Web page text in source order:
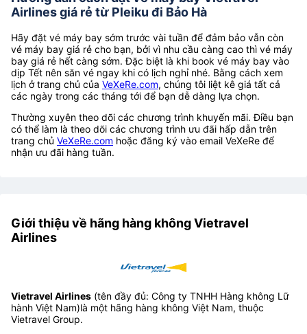
Airlines giá rẻ từ Pleiku đi Bảo Hà
Hãy đặt vé máy bay sớm trước vài tuần để đảm bảo vẫn còn
vé máy bay giá rẻ cho bạn, bởi vì nhu cầu càng cao thì vé máy
bay giá rẻ hết càng sớm. Đặc biệt là khi book vé máy bay vào
dịp Tết nên săn vé ngay khi có lịch nghỉ nhé. Bằng cách xem
lịch ở trang chủ của VeXeRe.com, chúng tôi liệt kê giá tất cả
các ngày trong các tháng tới để bạn dễ dàng lựa chọn.
Thường xuyên theo dõi các chương trình khuyến mãi. Điều bạn
có thể làm là theo dõi các chương trình ưu đãi hấp dẫn trên
trang chủ VeXeRe.com hoặc đăng ký vào email VeXeRe để
nhận ưu đãi hàng tuần.
Giới thiệu về hãng hàng không Vietravel
Airlines
Vietravel Airlines (tên đầy đủ: Công ty TNHH Hàng không Lữ
hành Việt Nam)là một hãng hàng không Việt Nam, thuộc
Vietravel Group.